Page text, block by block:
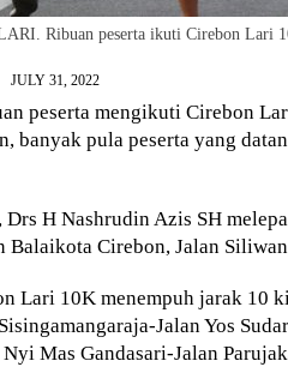
Ribuan peserta ikuti Cirebon Lari
JULY 31, 2022
peserta mengikuti Cirebon
banyak pula peserta yang
H Nashrudin Azis SH
Balaikota Cirebon, Jalan
Lari 10K menempuh jarak
Jalan Yos
Mas Gandasari-Jalan